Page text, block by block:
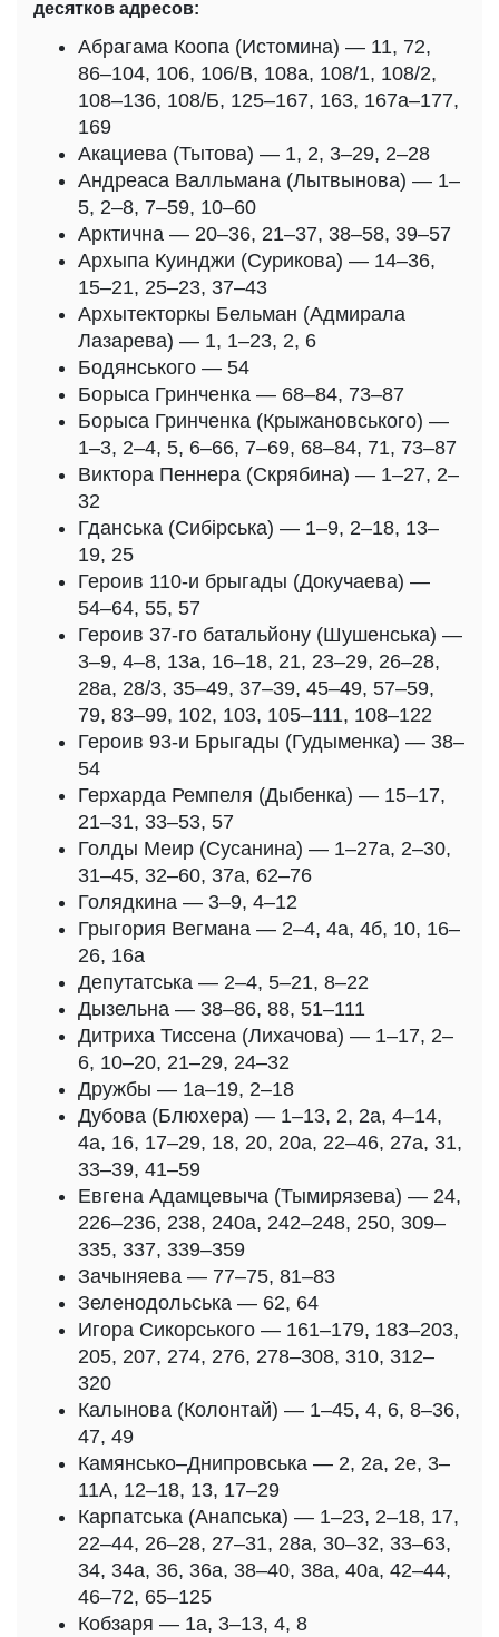
десятков адресов:
Абрагама Коопа (Истомина) — 11, 72,
86–104, 106, 106/В, 108а, 108/1, 108/2,
108–136, 108/Б, 125–167, 163, 167а–177,
169
Акациева (Тытова) — 1, 2, 3–29, 2–28
Андреаса Валльмана (Лытвынова) — 1–
5, 2–8, 7–59, 10–60
Арктична — 20–36, 21–37, 38–58, 39–57
Архыпа Куинджи (Сурикова) — 14–36,
15–21, 25–23, 37–43
Архытекторкы Бельман (Адмирала
Лазарева) — 1, 1–23, 2, 6
Бодянського — 54
Борыса Гринченка — 68–84, 73–87
Борыса Гринченка (Крыжановського) —
1–3, 2–4, 5, 6–66, 7–69, 68–84, 71, 73–87
Виктора Пеннера (Скрябина) — 1–27, 2–
32
Гданська (Сибірська) — 1–9, 2–18, 13–
19, 25
Героив 110-и брыгады (Докучаева) —
54–64, 55, 57
Героив 37-го батальйону (Шушенська) —
3–9, 4–8, 13а, 16–18, 21, 23–29, 26–28,
28а, 28/3, 35–49, 37–39, 45–49, 57–59,
79, 83–99, 102, 103, 105–111, 108–122
Героив 93-и Брыгады (Гудыменка) — 38–
54
Герхарда Ремпеля (Дыбенка) — 15–17,
21–31, 33–53, 57
Голды Меир (Сусанина) — 1–27а, 2–30,
31–45, 32–60, 37а, 62–76
Голядкина — 3–9, 4–12
Грыгория Вегмана — 2–4, 4а, 4б, 10, 16–
26, 16а
Депутатська — 2–4, 5–21, 8–22
Дызельна — 38–86, 88, 51–111
Дитриха Тиссена (Лихачова) — 1–17, 2–
6, 10–20, 21–29, 24–32
Дружбы — 1а–19, 2–18
Дубова (Блюхера) — 1–13, 2, 2а, 4–14,
4а, 16, 17–29, 18, 20, 20а, 22–46, 27а, 31,
33–39, 41–59
Евгена Адамцевыча (Тымирязева) — 24,
226–236, 238, 240а, 242–248, 250, 309–
335, 337, 339–359
Зачыняева — 77–75, 81–83
Зеленодольська — 62, 64
Игора Сикорського — 161–179, 183–203,
205, 207, 274, 276, 278–308, 310, 312–
320
Калынова (Колонтай) — 1–45, 4, 6, 8–36,
47, 49
Камянсько–Днипровська — 2, 2а, 2е, 3–
11А, 12–18, 13, 17–29
Карпатська (Анапська) — 1–23, 2–18, 17,
22–44, 26–28, 27–31, 28а, 30–32, 33–63,
34, 34а, 36, 36а, 38–40, 38а, 40а, 42–44,
46–72, 65–125
Кобзаря — 1а, 3–13, 4, 8